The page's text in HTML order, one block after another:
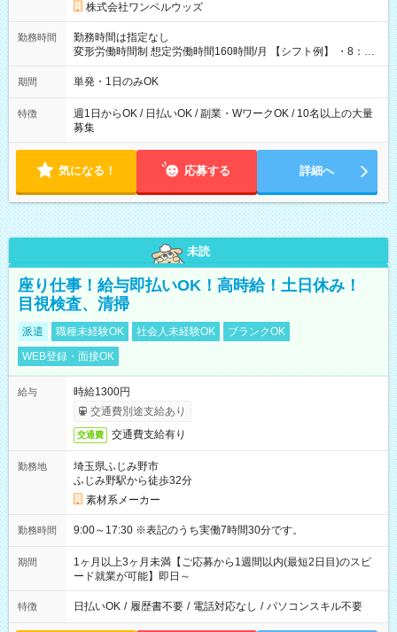
株式会社ワンベルウッズ
勤務時間
勤務時間は指定なし
変形労働時間制 想定労働時間160時間/月 【シフト例】 ・8：00
～21：00
期間 単発・1日のみOK
特徴
週1日からOK / 日払いOK / 副業・WワークOK / 10名以上の大量
募集
気になる！ 応募する 詳細へ
未読
座り仕事！給与即払いOK！高時給！土日休み！
目視検査、清掃
派遣 職種未経験OK 社会人未経験OK
ブランクOK
WEB登録・面接OK
給与
時給1300円
交通費別途支給あり
交通費 交通費支給有り
勤務地
埼玉県ふじみ野市
ふじみ野駅から徒歩32分
素材系メーカー
勤務時間 9:00～17:30 ※表記のうち実働7時間30分です。
期間
1ヶ月以上3ヶ月未満【ご応募から1週間以内(最短2日目)のスピ
ード就業が可能】即日～
特徴 日払いOK / 履歴書不要 / 電話対応なし / パソコンスキル不要